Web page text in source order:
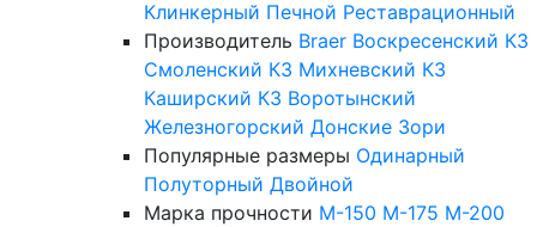
Клинкерный Печной Реставрационный
Производитель Braer Воскресенский КЗ
Смоленский КЗ Михневский КЗ
Каширский КЗ Воротынский
Железногорский Донские Зори
Популярные размеры Одинарный
Полуторный Двойной
Марка прочности М-150 М-175 М-200